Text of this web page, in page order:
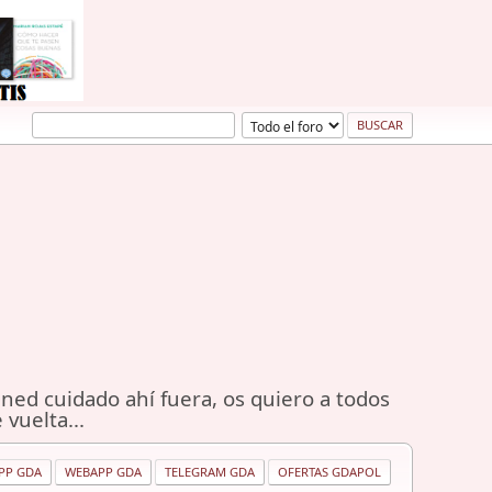
cuidado ahí fuera, os quiero a todos
vuelta...
GDA WEBAPP GDA TELEGRAM GDA OFERTAS GDAPOL